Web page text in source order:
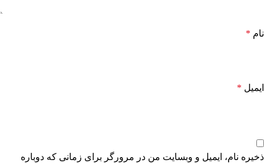
نام *
ایمیل *
ذخیره نام، ایمیل و وبسایت من در مرورگر برای زمانی که دوباره